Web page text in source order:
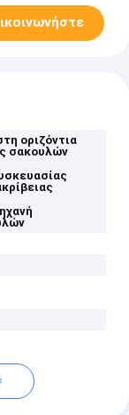
οριζόντια
σακουλών